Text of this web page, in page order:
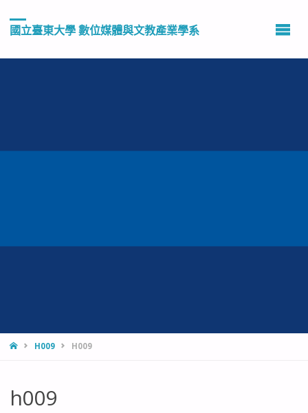
國立臺東大學 數位媒體與文教產業學系
HOMEH009 H009
h009